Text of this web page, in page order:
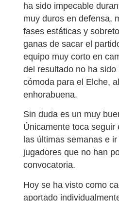
ha sido impecable
muy duros en defensa,
fases estáticas y
ganas de sacar el
equipo muy corto en
del resultado no ha sido
cómoda para el Elche,
enhorabuena.
Sin duda es un muy
Únicamente toca seguir
las últimas semanas e
jugadores que no han
convocatoria.
Hoy se ha visto como
aportado